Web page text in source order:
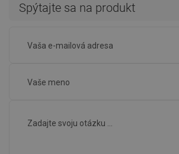
Spýtajte sa na produkt